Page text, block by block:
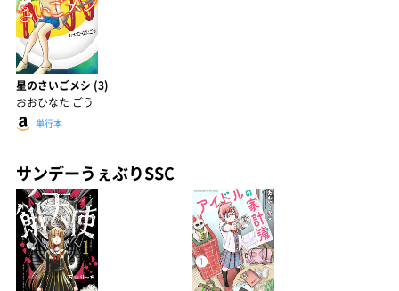
星のさいごメシ (3)
おおひなた ごう
単行本
サンデーうぇぶりSSC